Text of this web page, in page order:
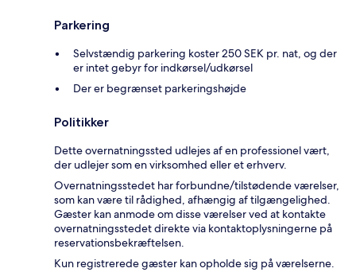
Parkering
Selvstændig parkering koster 250 SEK pr. nat, og der
er intet gebyr for indkørsel/udkørsel
Der er begrænset parkeringshøjde
Politikker
Dette overnatningssted udlejes af en professionel vært,
der udlejer som en virksomhed eller et erhverv.
Overnatningsstedet har forbundne/tilstødende værelser,
som kan være til rådighed, afhængig af tilgængelighed.
Gæster kan anmode om disse værelser ved at kontakte
overnatningsstedet direkte via kontaktoplysningerne på
reservationsbekræftelsen.
Kun registrerede gæster kan opholde sig på værelserne.